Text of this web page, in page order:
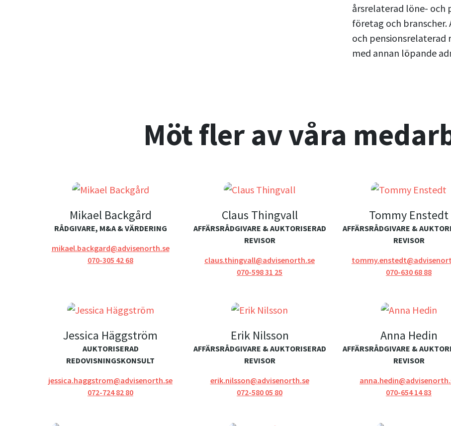
årsrelaterad löne- och
företag och branscher.
och pensionsrelaterad
med annan löpande
Möt fler av våra
Mikael Backgård
RÅDGIVARE, M&A & VÄRDERING
mikael.backgard@advisenorth.se
070-305 42 68
Claus Thingvall
AFFÄRSRÅDGIVARE & AUKTORISERAD
REVISOR
claus.thingvall@advisenorth.se
070-598 31 25
Tommy Enstedt
AFFÄRSRÅDGIVARE &
REVISOR
070-630 68 88
Jessica Häggström
AUKTORISERAD
REDOVISNINGSKONSULT
jessica.haggstrom@advisenorth.se
072-724 82 80
Erik Nilsson
AFFÄRSRÅDGIVARE & AUKTORISERAD
REVISOR
erik.nilsson@advisenorth.se
072-580 05 80
Anna Hedin
AFFÄRSRÅDGIVARE &
REVISOR
070-654 14 83